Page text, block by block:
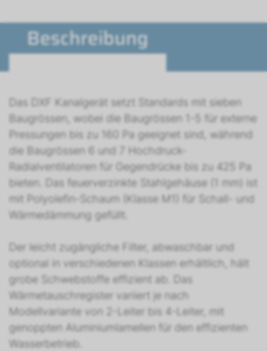
Beschreibung
Das DXF Kanalgerät setzt Standards mit sieben
Baugrössen, wobei die Baugrössen 1-5 für externe
Pressungen bis zu 160 Pa geeignet sind, während
die Baugrössen 6 und 7 Hochdruck-
Radialventilatoren für Gegendrücke bis zu 425 Pa
bieten. Das feuerverzinkte Stahlgehäuse (1 mm) ist
mit Polyolefin-Schaum (Klasse M1) für Schall- und
Wärmedämmung gefüllt.
Der leicht zugängliche Filter, abwaschbar und
optional in verschiedenen Klassen erhältlich, hält
grobe Schwebstoffe effizient ab. Das
Wärmetauschregister variiert je nach
Modellvariante von 2-Leiter bis 4-Leiter, mit
genoppten Aluminiumlamellen für den effizienten
Wasserbetrieb.